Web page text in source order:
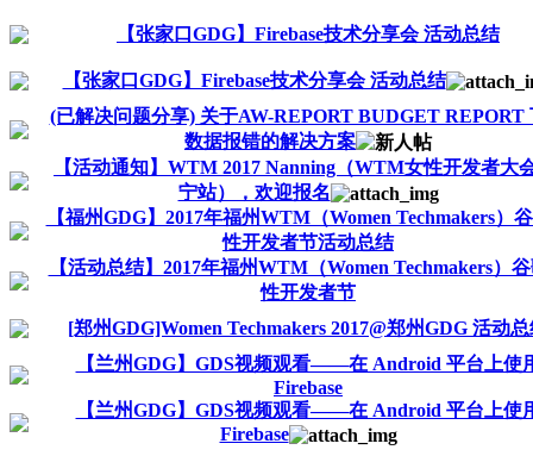
【张家口GDG】Firebase技术分享会 活动总结
【张家口GDG】Firebase技术分享会 活动总结
(已解决问题分享) 关于AW-REPORT BUDGET REPORT
数据报错的解决方案
【活动通知】WTM 2017 Nanning（WTM女性开发者大
宁站），欢迎报名
【福州GDG】2017年福州WTM（Women Techmakers）
性开发者节活动总结
【活动总结】2017年福州WTM（Women Techmakers）
性开发者节
[郑州GDG]Women Techmakers 2017@郑州GDG 活动
【兰州GDG】GDS视频观看——在 Android 平台上使
Firebase
【兰州GDG】GDS视频观看——在 Android 平台上使
Firebase